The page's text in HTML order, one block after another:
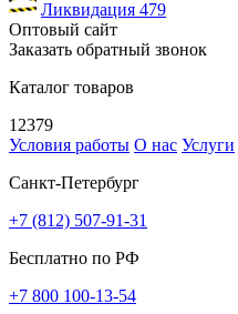
Ликвидация 479
Оптовый сайт
Заказать обратный звонок
Каталог товаров
12379
Условия работы О нас Услуги
Санкт-Петербург
+7 (812) 507-91-31
Бесплатно по РФ
+7 800 100-13-54